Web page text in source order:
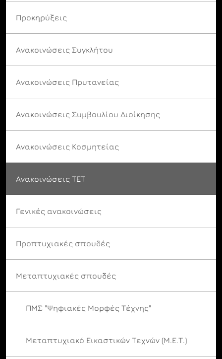
Προκηρύξεις
Ανακοινώσεις Συγκλήτου
Ανακοινώσεις Πρυτανείας
Ανακοινώσεις Συμβουλίου Διοίκησης
Ανακοινώσεις Κοσμητείας
Ανακοινώσεις ΤΕΤ
Γενικές ανακοινώσεις
Προπτυχιακές σπουδές
Μεταπτυχιακές σπουδές
ΠΜΣ "Ψηφιακές Μορφές Τέχνης"
Μεταπτυχιακό Εικαστικών Τεχνών (Μ.Ε.Τ.)